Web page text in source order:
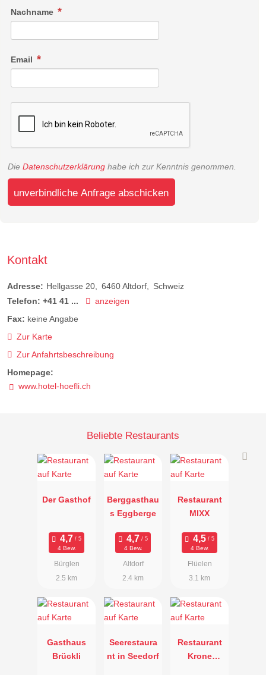
Nachname
Email
Die Datenschutzerklärung habe ich zur Kenntnis genommen.
unverbindliche Anfrage abschicken
Kontakt
Adresse: Hellgasse 20 6460Altdorf
Schweiz
Telefon: +41 41 ...
anzeigen
Fax: keine Angabe
Zur Karte
Zur Anfahrtsbeschreibung
Homepage:
www.hotel-hoefli.ch
Beliebte Restaurants
Der Gasthof
4 Bew.
Bürglen
2.5 km
Berggasthau
s Eggberge
4 Bew.
Altdorf
2.4 km
Restaurant
MIXX
4 Bew.
Flüelen
3.1 km
Gasthaus
Brückli
Seerestaura
nt in Seedorf
Restaurant
Krone